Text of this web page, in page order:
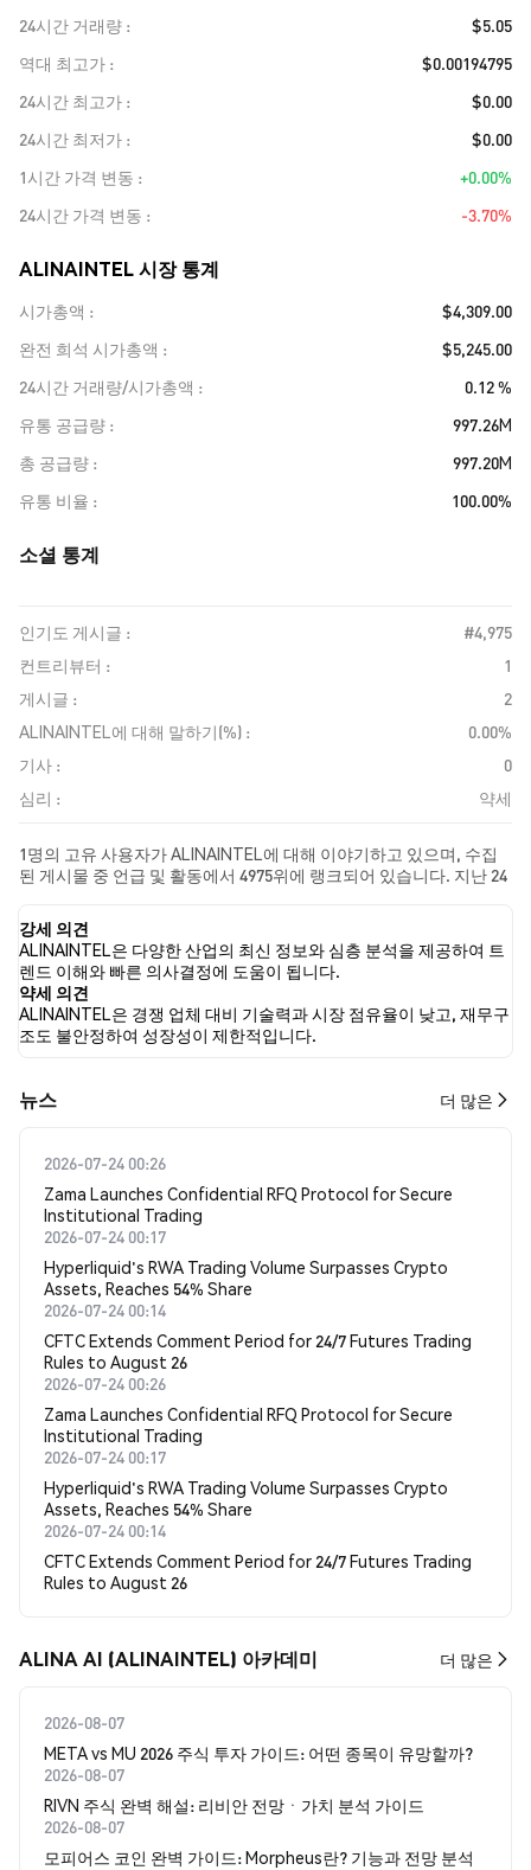
24시간 거래량
$5.05
역대 최고가
$0.00194795
24시간 최고가
$0.00
24시간 최저가
$0.00
1시간 가격 변동
+0.00%
24시간 가격 변동
-3.70%
ALINAINTEL 시장 통계
시가총액
$4,309.00
완전 희석 시가총액
$5,245.00
24시간 거래량/시가총액
0.12 %
유통 공급량
997.26M
총 공급량
997.20M
유통 비율
100.00%
소셜 통계
인기도 게시글 :
#4,975
컨트리뷰터 :
1
게시글 :
2
ALINAINTEL에 대해 말하기(%) :
0.00%
기사 :
0
심리 :
약세
1명의 고유 사용자가 ALINAINTEL에 대해 이야기하고 있으며, 수집
된 게시물 중 언급 및 활동에서 4975위에 랭크되어 있습니다. 지난 24
습니다. 마지막으로, ALINAINTEL에 대한 뉴스 기사 0건이 게시되었
습니다. 트위터에서는 50.00%의 트윗이 강세 감정을, 0.00%의 트윗
이 약세 감정을 보였습니다. 50.00%의 트윗은 ALINAINTEL에 대해 중
립적인 감정을 나타냈습니다. 이 감정 분석은 2개의 트윗을 기반으로
합니다.
강세 의견
ALINAINTEL은 다양한 산업의 최신 정보와 심층 분석을 제공하여 트
렌드 이해와 빠른 의사결정에 도움이 됩니다.
약세 의견
ALINAINTEL은 경쟁 업체 대비 기술력과 시장 점유율이 낮고, 재무구
조도 불안정하여 성장성이 제한적입니다.
뉴스 더 많은
2026-07-24 00:26
Zama Launches Confidential RFQ Protocol for Secure
Institutional Trading
2026-07-24 00:17
Hyperliquid's RWA Trading Volume Surpasses Crypto
Assets, Reaches 54% Share
2026-07-24 00:14
CFTC Extends Comment Period for 24/7 Futures Trading
Rules to August 26
2026-07-24 00:26
Zama Launches Confidential RFQ Protocol for Secure
Institutional Trading
2026-07-24 00:17
Hyperliquid's RWA Trading Volume Surpasses Crypto
Assets, Reaches 54% Share
2026-07-24 00:14
CFTC Extends Comment Period for 24/7 Futures Trading
Rules to August 26
ALINA AI (ALINAINTEL) 아카데미 더 많은
2026-08-07
META vs MU 2026 주식 투자 가이드: 어떤 종목이 유망할까?
2026-08-07
RIVN 주식 완벽 해설: 리비안 전망ㆍ가치 분석 가이드
2026-08-07
모피어스 코인 완벽 가이드: Morpheus란? 기능과 전망 분석